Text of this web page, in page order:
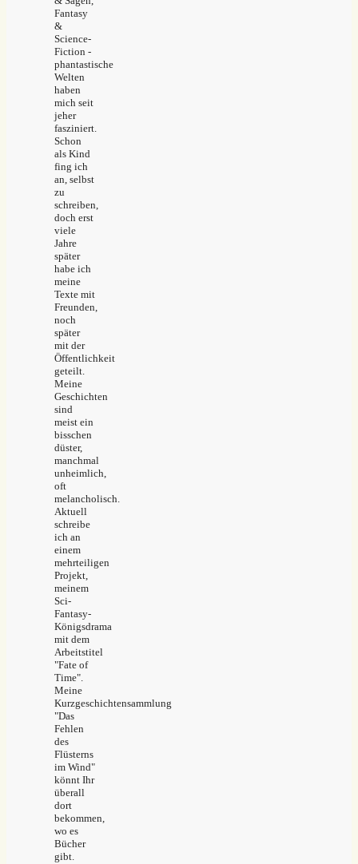
Fantasy
&
Science-
Fiction -
phantastische
Welten
haben
mich seit
jeher
fasziniert.
Schon
als Kind
fing ich
an, selbst
zu
schreiben,
doch erst
viele
Jahre
später
habe ich
meine
Texte mit
Freunden,
noch
später
mit der
Öffentlichkeit
geteilt.
Meine
Geschichten
sind
meist ein
bisschen
düster,
manchmal
unheimlich,
oft
melancholisch.
Aktuell
schreibe
ich an
einem
mehrteiligen
Projekt,
meinem
Sci-
Fantasy-
Königsdrama
mit dem
Arbeitstitel
"Fate of
Time".
Meine
Kurzgeschichtensammlung
"Das
Fehlen
des
Flüsterns
im Wind"
könnt Ihr
überall
dort
bekommen,
wo es
Bücher
gibt.